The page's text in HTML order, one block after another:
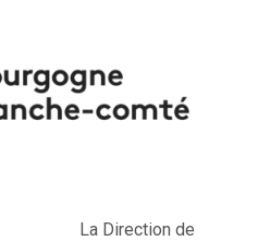
La Direction de